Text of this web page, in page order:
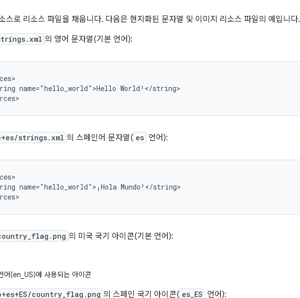
스로 리소스 파일을 채웁니다. 다음은 현지화된 문자열 및 이미지 리소스 파일의 예입니다.
의 영어 문자열(기본 언어):
name="hello_world">Hello World!</string>
strings.xml 의 스페인어 문자열( es 언어):
name="hello_world">¡Hola Mundo!</string>
의 미국 국기 아이콘(기본 언어):
어(en_US)에 사용되는 아이콘
country_flag.png 의 스페인 국기 아이콘( es_ES 언어):